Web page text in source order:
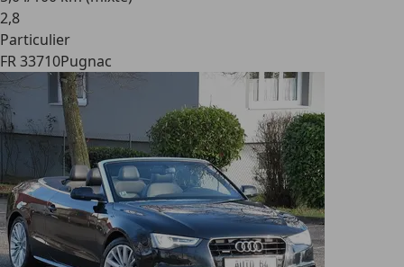
2,8
Particulier
FR 33710Pugnac